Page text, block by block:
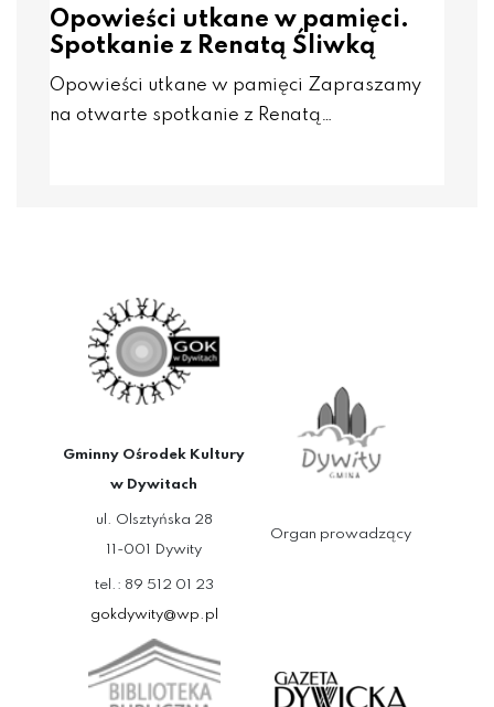
Opowieści utkane w pamięci.
Spotkanie z Renatą Śliwką
Opowieści utkane w pamięci Zapraszamy
na otwarte spotkanie z Renatą…
Gminny Ośrodek Kultury
w Dywitach
ul. Olsztyńska 28
11-001 Dywity
tel.: 89 512 01 23
gokdywity@wp.pl
Organ prowadzący